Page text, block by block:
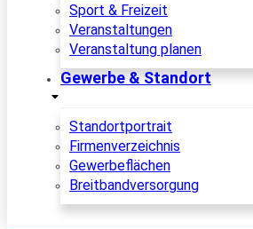
Sport & Freizeit
Veranstaltungen
Veranstaltung planen
Gewerbe & Standort
Standortportrait
Firmenverzeichnis
Gewerbeflächen
Breitbandversorgung